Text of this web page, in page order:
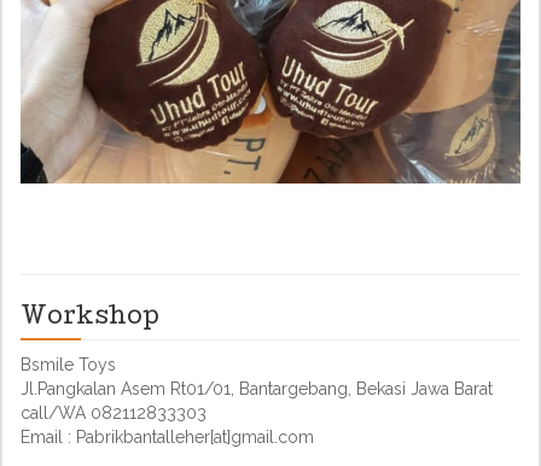
Workshop
Bsmile Toys
Jl.Pangkalan Asem Rt01/01, Bantargebang, Bekasi Jawa Barat
call/WA 082112833303
Email : Pabrikbantalleher[at]gmail.com